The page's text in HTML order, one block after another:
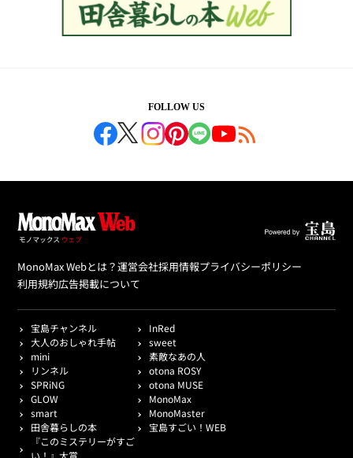
FOLLOW US
MonoMax Webとは？運営会社採用情報プライバシーポリシー
利用規約広告掲載について
宝島チャンネル
InRed
大人のおしゃれ手帖
sweet
mini
素敵なあの人
リンネル
otona ROSY
SPRiNG
otona MUSE
GLOW
MonoMax
smart
MonoMaster
田舎暮らしの本
宝島すごい！WEB
『このミステリーがすご
い！』大賞